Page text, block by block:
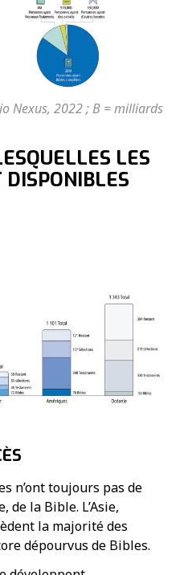
Nexus, 2022 ; B = milliards
LES
DISPONIBLES
n’ont toujours pas de
la Bible. L’Asie,
la majorité des
dépourvus de Bibles.